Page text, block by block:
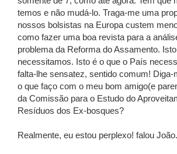
temos e não mudá-lo. Traga-me uma
nossos bolsistas na Europa custem
como fazer uma boa revista para a
problema da Reforma do Assamento.
necessitamos. Isto é o que o País
falta-lhe sensatez, sentido comum! Diga-
o que faço com o meu bom amigo(e
da Comissão para o Estudo do
Resíduos dos Ex-bosques?
Realmente, eu estou perplexo! falou João.